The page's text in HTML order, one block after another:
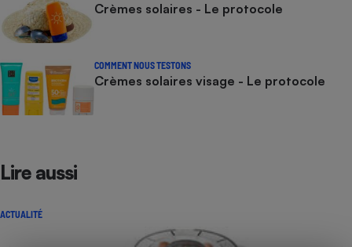
Crèmes solaires - Le protocole
COMMENT NOUS TESTONS
Crèmes solaires visage - Le protocole
Lire aussi
ACTUALITÉ